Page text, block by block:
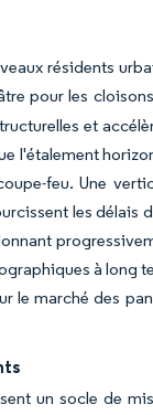
résidents
pour les
et
l'étalement
feu. Une
les délais
à long
le marché des
un socle de